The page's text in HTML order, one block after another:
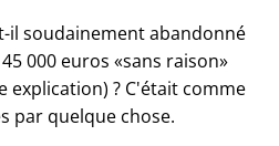
il soudainement abandonné
000 euros sans raison
explication) ? C'était comme
par quelque chose.